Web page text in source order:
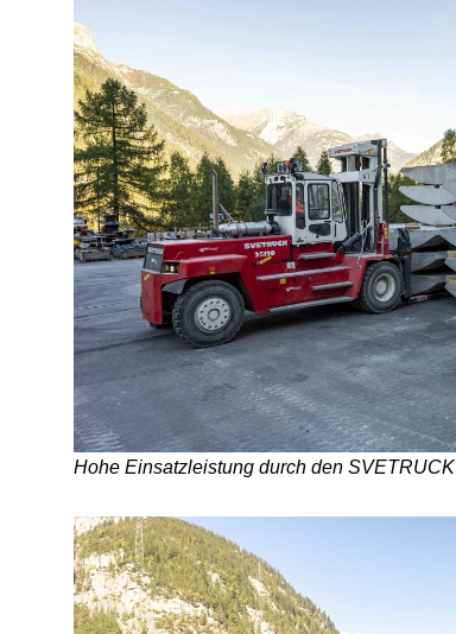
Hohe Einsatzleistung durch den SVETRUCK